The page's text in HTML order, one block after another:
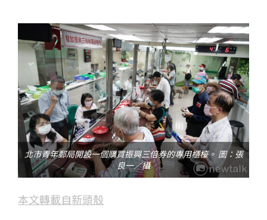
北市青年郵局開設一個購買振興三倍券的專用櫃檯。 圖：張
良一／攝
本文轉載自新頭殼